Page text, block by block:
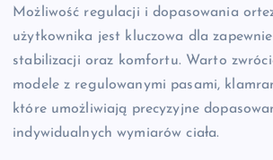
Możliwość regulacji i dopasowania
użytkownika jest kluczowa dla
stabilizacji oraz komfortu. Warto
modele z regulowanymi pasami,
które umożliwiają precyzyjne
indywidualnych wymiarów ciała.